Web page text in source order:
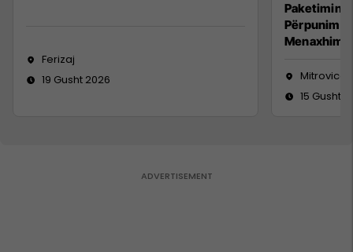
Ferizaj
19 Gusht 2026
Paketimin
Mitrovicë
15 Gusht